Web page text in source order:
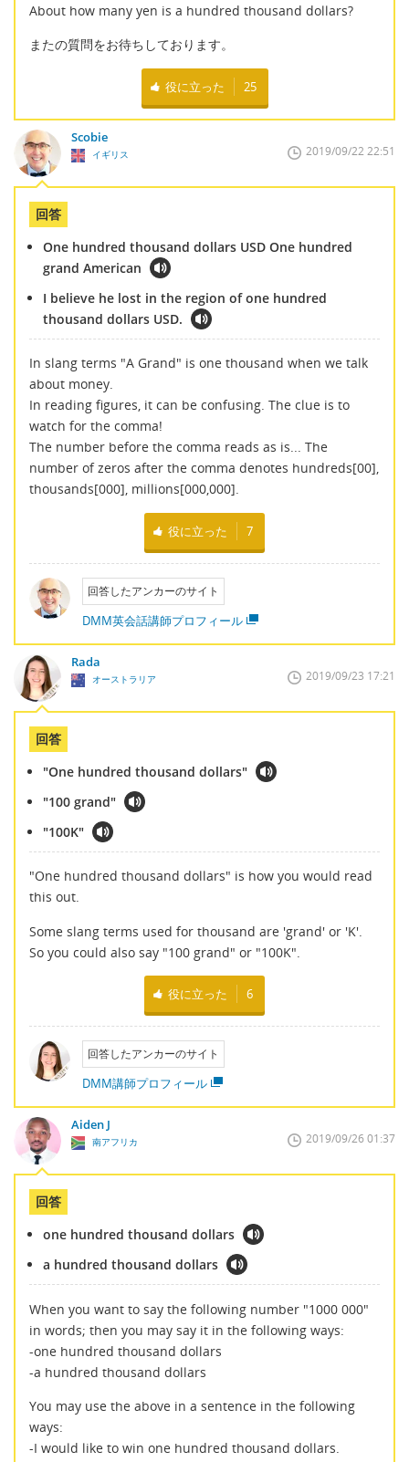
About how many yen is a hundred thousand dollars?
またの質問をお待ちしております。
役に立った 25
Scobie
イギリス 2019/09/22 22:51
回答
One hundred thousand dollars USD One hundred
grand American
I believe he lost in the region of one hundred
thousand dollars USD.
In slang terms "A Grand" is one thousand when we talk
about money.
In reading figures, it can be confusing. The clue is to
watch for the comma!
The number before the comma reads as is... The
number of zeros after the comma denotes hundreds[00],
thousands[000], millions[000,000].
役に立った 7
回答したアンカーのサイト
DMM英会話講師プロフィール
Rada
オーストラリア 2019/09/23 17:21
回答
"One hundred thousand dollars"
"100 grand"
"100K"
"One hundred thousand dollars" is how you would read
this out.
Some slang terms used for thousand are 'grand' or 'K'.
So you could also say "100 grand" or "100K".
役に立った 6
回答したアンカーのサイト
DMM講師プロフィール
Aiden J
南アフリカ 2019/09/26 01:37
回答
one hundred thousand dollars
a hundred thousand dollars
When you want to say the following number "1000 000"
in words; then you may say it in the following ways:
-one hundred thousand dollars
-a hundred thousand dollars
You may use the above in a sentence in the following
ways:
-I would like to win one hundred thousand dollars.